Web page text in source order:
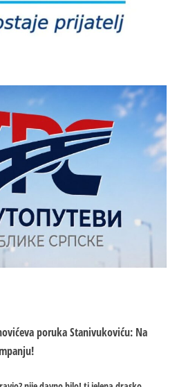
poruka Stanivukoviću: Na